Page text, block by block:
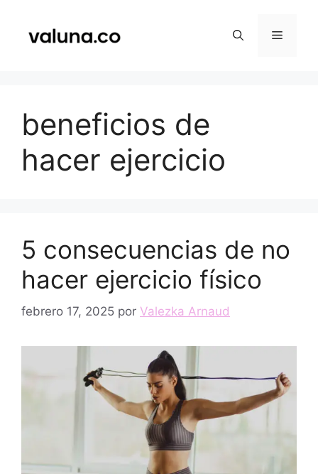
contenido
Menú
beneficios de
hacer ejercicio
5 consecuencias de no
hacer ejercicio físico
febrero 17, 2025 por Valezka Arnaud